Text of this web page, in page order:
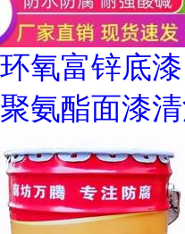
环氧富锌底漆
聚氨酯面漆